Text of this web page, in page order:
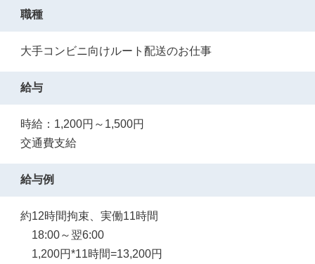
職種
大手コンビニ向けルート配送のお仕事
給与
時給：1,200円～1,500円
交通費支給
給与例
約12時間拘束、実働11時間
18:00～翌6:00
1,200円*11時間=13,200円